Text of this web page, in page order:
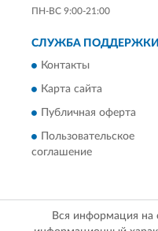
ПН-ВС 9:00-21:00
СЛУЖБА ПОДДЕРЖКИ
Контакты
Карта сайта
Публичная оферта
Пользовательское
соглашение
Вся информация на